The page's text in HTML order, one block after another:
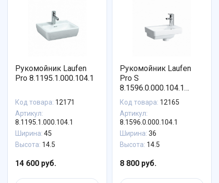
Рукомойник Laufen
Pro 8.1195.1.000.104.1
Код товара: 12171
Артикул:
8.1195.1.000.104.1
Ширина: 45
Высота: 14.5
14 600 руб.
Рукомойник Laufen
Pro S
8.1596.0.000.104.1
асимметричный
Код товара: 12165
Артикул:
8.1596.0.000.104.1
Ширина: 36
Высота: 14.5
8 800 руб.